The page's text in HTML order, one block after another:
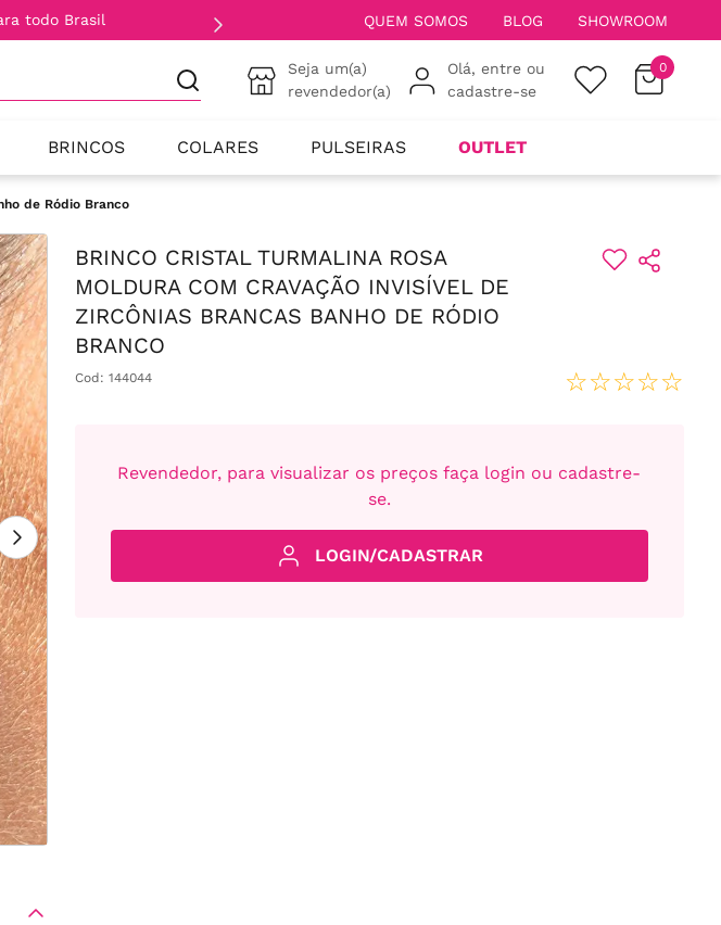
todo Brasil QUEM SOMOS BLOG SHOWROOM
Seja um(a)
revendedor(a)
Olá, entre ou
cadastre-se
0
BRINCOS COLARES PULSEIRAS OUTLET
de Ródio Branco
BRINCO CRISTAL TURMALINA ROSA
MOLDURA COM CRAVAÇÃO INVISÍVEL DE
ZIRCÔNIAS BRANCAS BANHO DE RÓDIO
BRANCO
Cod: 144044 ☆☆☆☆☆
Revendedor, para visualizar os preços faça login ou cadastre-
se.
LOGIN/CADASTRAR